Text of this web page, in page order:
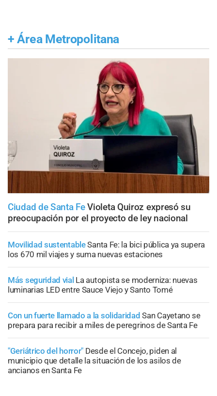
+ Área Metropolitana
Ciudad de Santa Fe Violeta Quiroz expresó su
preocupación por el proyecto de ley nacional
Movilidad sustentableSanta Fe: la bici pública ya supera
los 670 mil viajes y suma nuevas estaciones
Más seguridad vial La autopista se moderniza: nuevas
luminarias LED entre Sauce Viejo y Santo Tomé
Con un fuerte llamado a la solidaridad San Cayetano se
prepara para recibir a miles de peregrinos de Santa Fe
"Geriátrico del horror" Desde el Concejo, piden al
municipio que detalle la situación de los asilos de
ancianos en Santa Fe